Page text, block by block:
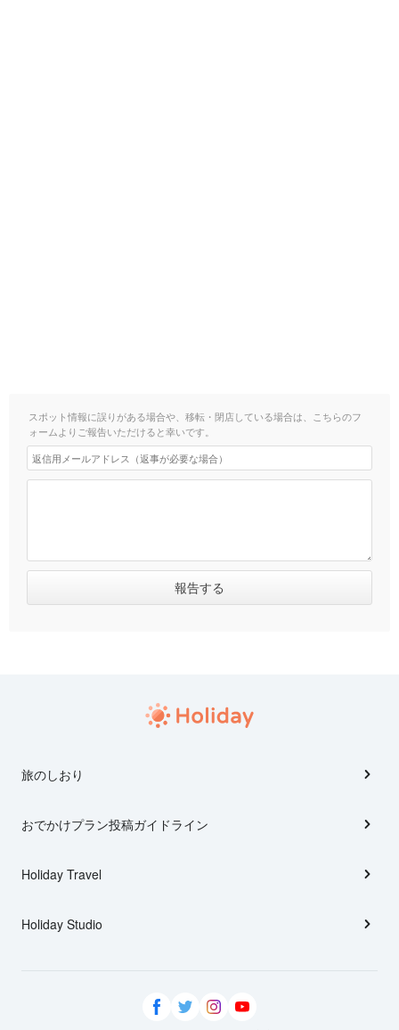
スポット情報に誤りがある場合や、移転・閉店している場合は、こちらのフ
ォームよりご報告いただけると幸いです。
旅のしおり
おでかけプラン投稿ガイドライン
Holiday Travel
Holiday Studio